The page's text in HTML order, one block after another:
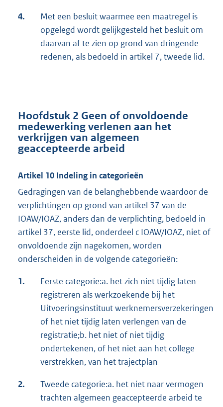
4.
Met een besluit waarmee een maatregel is
opgelegd wordt gelijkgesteld het besluit om
daarvan af te zien op grond van dringende
redenen, als bedoeld in artikel 7, tweede lid.
Hoofdstuk 2 Geen of onvoldoende
medewerking verlenen aan het
verkrijgen van algemeen
geaccepteerde arbeid
Artikel 10 Indeling in categorieën
Gedragingen van de belanghebbende waardoor de
verplichtingen op grond van artikel 37 van de
IOAW/IOAZ, anders dan de verplichting, bedoeld in
artikel 37, eerste lid, onderdeel c IOAW/IOAZ, niet of
onvoldoende zijn nagekomen, worden
onderscheiden in de volgende categorieën:
1.
Eerste categorie:a. het zich niet tijdig laten
registreren als werkzoekende bij het
Uitvoeringsinstituut werknemersverzekeringen
of het niet tijdig laten verlengen van de
registratie;b. het niet of niet tijdig
ondertekenen, of het niet aan het college
verstrekken, van het trajectplan
2.
Tweede categorie:a. het niet naar vermogen
trachten algemeen geaccepteerde arbeid te